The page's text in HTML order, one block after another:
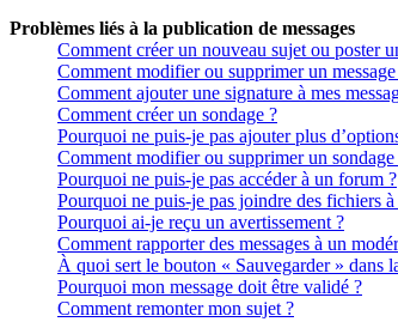
Problèmes liés à la publication de messages
Comment créer un nouveau sujet ou poster
Comment modifier ou supprimer un message
Comment ajouter une signature à mes
Comment créer un sondage ?
Pourquoi ne puis-je pas ajouter plus
Comment modifier ou supprimer un sondage
Pourquoi ne puis-je pas accéder à un forum ?
Pourquoi ne puis-je pas joindre des fichiers à
Pourquoi ai-je reçu un avertissement ?
Comment rapporter des messages à un
À quoi sert le bouton « Sauvegarder » dans
Pourquoi mon message doit être validé ?
Comment remonter mon sujet ?